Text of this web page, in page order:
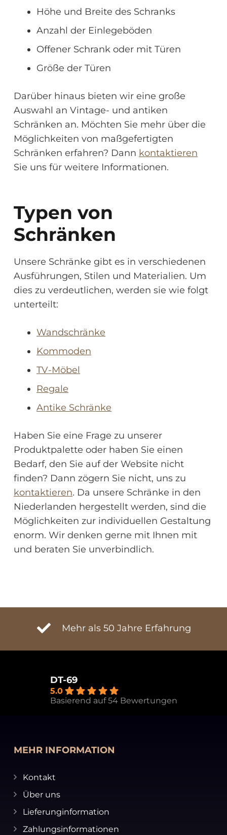
Höhe und Breite des Schranks
Anzahl der Einlegeböden
Offener Schrank oder mit Türen
Größe der Türen
Darüber hinaus bieten wir eine große
Auswahl an Vintage- und antiken
Schränken an. Möchten Sie mehr über die
Möglichkeiten von maßgefertigten
Schränken erfahren? Dann kontaktieren
Sie uns für weitere Informationen.
Typen von
Schränken
Unsere Schränke gibt es in verschiedenen
Ausführungen, Stilen und Materialien. Um
dies zu verdeutlichen, werden sie wie folgt
unterteilt:
Wandschränke
Kommoden
TV-Möbel
Regale
Antike Schränke
Haben Sie eine Frage zu unserer
Produktpalette oder haben Sie einen
Bedarf, den Sie auf der Website nicht
finden? Dann zögern Sie nicht, uns zu
kontaktieren. Da unsere Schränke in den
Niederlanden hergestellt werden, sind die
Möglichkeiten zur individuellen Gestaltung
enorm. Wir denken gerne mit Ihnen mit
und beraten Sie unverbindlich.
Mehr als 50 Jahre Erfahrung
DT-69
5.0
Basierend auf 54 Bewertungen
MEHR INFORMATION
Kontakt
Über uns
Lieferunginformation
Zahlungsinformationen